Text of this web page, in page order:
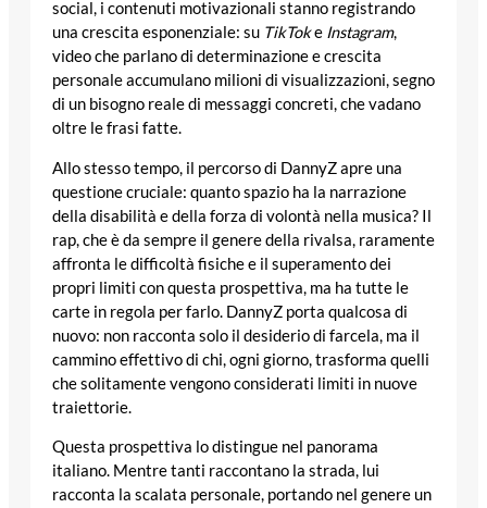
social, i contenuti motivazionali stanno registrando
una crescita esponenziale: su TikToke Instagram,
video che parlano di determinazione e crescita
personale accumulano milioni di visualizzazioni, segno
di un bisogno reale di messaggi concreti, che vadano
oltre le frasi fatte.
Allo stesso tempo, il percorso di DannyZ apre una
questione cruciale: quanto spazio ha la narrazione
della disabilità e della forza di volontà nella musica? Il
rap, che è da sempre il genere della rivalsa, raramente
affronta le difficoltà fisiche e il superamento dei
propri limiti con questa prospettiva, ma ha tutte le
carte in regola per farlo. DannyZ porta qualcosa di
nuovo: non racconta solo il desiderio di farcela, ma il
cammino effettivo di chi, ogni giorno, trasforma quelli
che solitamente vengono considerati limiti in nuove
traiettorie.
Questa prospettiva lo distingue nel panorama
italiano. Mentre tanti raccontano la strada, lui
racconta la scalata personale, portando nel genere un